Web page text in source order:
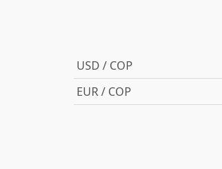
USD / COP
EUR / COP